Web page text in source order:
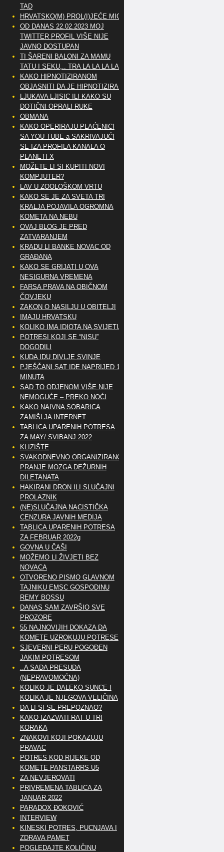
TAD
HRVATSKO(M) PROL(I)JEĆE MIG
OD DANAS 22.02.2023 MOJ
TWITTER PROFIL VIŠE NIJE
JAVNO DOSTUPAN
TI ŠARENI BALONI ZA MAMU
TATU I SEKU,.. TRA LA LA LA LA
KAKO HIPNOTIZIRANOM
OBJASNITI DA JE HIPNOTIZIRAN
LJUKAVA LJISIC ILI KAKO SU
DOTIČNI OPRALI RUKE
OBMANA
KAKO OPERIRAJU PLAĆENICI
SA YOU TUBE-a SAKRIVAJUĆI
SE IZA PROFILA KANALA O
PLANETI X
MOŽETE LI SI KUPITI NOVI
KOMPJUTER?
LAV U ZOOLOŠKOM VRTU
KAKO SE JE ZA SVETA TRI
KRALJA POJAVILA OGROMNA
KOMETA NA NEBU
OVAJ BLOG JE PRED
ZATVARANJEM
KRADU LI BANKE NOVAC OD
GRAĐANA
KAKO SE GRIJATI U OVA
NESIGURNA VREMENA
FARSA PRAVA NA OBIČNOM
ČOVJEKU
ZAKON O NASILJU U OBITELJI
IMAJU HRVATSKU
KOLIKO IMA IDIOTA NA SVIJETU?
POTRESI KOJI SE “NISU”
DOGODILI
KUDA IDU DIVLJE SVINJE
PJEŠČANI SAT IDE NAPRIJED 10
MINUTA
SAD TO ODJENOM VIŠE NIJE
NEMOGUĆE – PREKO NOĆI
KAKO NAIVNA SOBARICA
ZAMIŠLJA INTERNET
TABLICA UPARENIH POTRESA
ZA MAY/ SVIBANJ 2022
KLIZIŠTE
SVAKODNEVNO ORGANIZIRANO
PRANJE MOZGA DEŽURNIH
DILETANATA
HAKIRANI DRON ILI SLUČAJNI
PROLAZNIK
(NE)SLUČAJNA NACISTIČKA
CENZURA JAVNIH MEDIJA
TABLICA UPARENIH POTRESA
ZA FEBRUAR 2022g
GOVNA U ČAŠI
MOŽEMO LI ŽIVJETI BEZ
NOVACA
OTVORENO PISMO GLAVNOM
TAJNIKU EMSC GOSPODINU
REMY BOSSU
DANAS SAM ZAVRŠIO SVE
PROZORE
55 NAJNOVIJIH DOKAZA DA
KOMETE UZROKUJU POTRESE
SJEVERNI PERU POGOĐEN
JAKIM POTRESOM
..A SADA PRESUDA
(NEPRAVOMOĆNA)
KOLIKO JE DALEKO SUNCE I
KOLIKA JE NJEGOVA VELIČINA
DA LI SI SE PREPOZNAO?
KAKO IZAZVATI RAT U TRI
KORAKA
ZNAKOVI KOJI POKAZUJU
PRAVAC
POTRES KOD RIJEKE OD
KOMETE PANSTARRS U5
ZA NEVJEROVATI
PRIVREMENA TABLICA ZA
JANUAR 2022
PARADOX ĐOKOVIĆ
INTERVIEW
KINESKI POTRES, PUCNJAVA I
ZDRAVA PAMET
POGLEDAJTE KOLIČINU